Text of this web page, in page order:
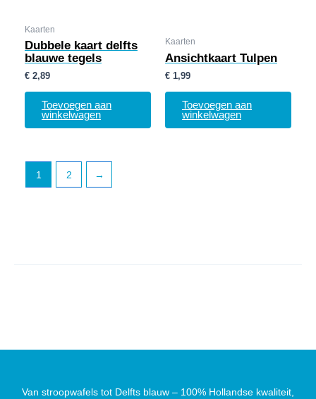
Kaarten
Dubbele kaart delfts
blauwe tegels
€ 2,89
Toevoegen aan
winkelwagen
Kaarten
Ansichtkaart Tulpen
€ 1,99
Toevoegen aan
winkelwagen
1 2 →
Van stroopwafels tot Delfts blauw – 100% Hollandse kwaliteit,